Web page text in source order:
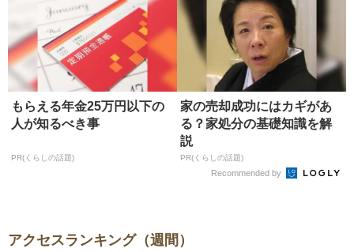
もらえる年金25万円以下の
人が知るべき事
PR(くらしの話題)
家の売却成功にはカギがあ
る？家処分の基礎知識を解
説
PR(くらしの話題)
Recommended by
アクセスランキング（週間）